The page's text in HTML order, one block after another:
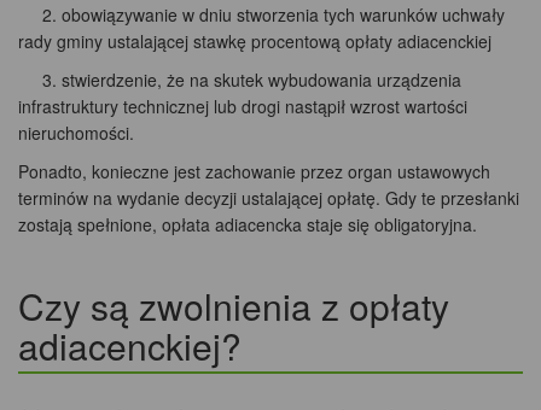
2. obowiązywanie w dniu stworzenia tych warunków uchwały
rady gminy ustalającej stawkę procentową opłaty adiacenckiej
3. stwierdzenie, że na skutek wybudowania urządzenia
infrastruktury technicznej lub drogi nastąpił wzrost wartości
nieruchomości.
Ponadto, konieczne jest zachowanie przez organ ustawowych
terminów na wydanie decyzji ustalającej opłatę. Gdy te przesłanki
zostają spełnione, opłata adiacencka staje się obligatoryjna.
Czy są zwolnienia z opłaty
adiacenckiej?